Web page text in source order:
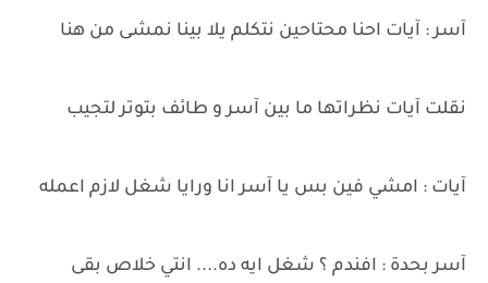
آسر : آيات احنا محتاحين نتكلم يلا بينا نمشى من هنا
نقلت آيات نظراتها ما بين آسر و طائف بتوتر لتجيب
آيات : امشي فين بس يا آسر انا ورايا شغل لازم اعمله
آسر بحدة : افندم ؟ شغل ايه ده.... انتي خلاص بقى